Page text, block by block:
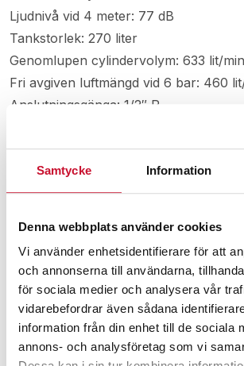
Samtycke Information
Denna webbplats använder cookies
Vi använder enhetsidentifierare för att
och annonserna till användarna,
för sociala medier och analysera vår
vidarebefordrar även sådana
information från din enhet till de sociala
annons- och analysföretag som vi
Ljudnivå vid 4 meter: 77 dB
Tankstorlek: 270 liter
Genomlupen cylindervolym: 633 lit/min
Fri avgiven luftmängd vid 6 bar: 460
Anslutningsgänga: 1/2″ R
Vikt: 185 kg
Relaterade